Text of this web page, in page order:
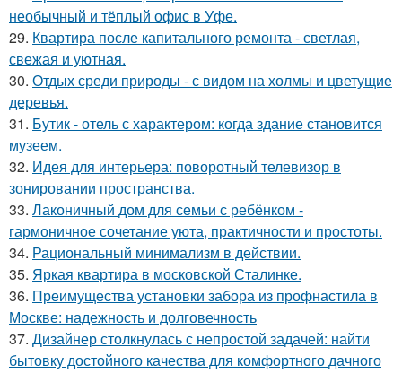
необычный и тёплый офис в Уфе.
29. Квартира после капитального ремонта - светлая,
свежая и уютная.
30. Отдых среди природы - с видом на холмы и цветущие
деревья.
31. Бутик - отель с характером: когда здание становится
музеем.
32. Идея для интерьера: поворотный телевизор в
зонировании пространства.
33. Лаконичный дом для семьи с ребёнком -
гармоничное сочетание уюта, практичности и простоты.
34. Рациональный минимализм в действии.
35. Яркая квартира в московской Сталинке.
36. Преимущества установки забора из профнастила в
Москве: надежность и долговечность
37. Дизайнер столкнулась с непростой задачей: найти
бытовку достойного качества для комфортного дачного